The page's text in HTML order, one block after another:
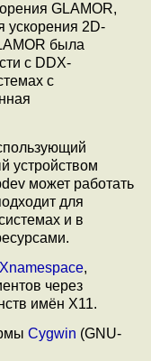
GLAMOR,
ускорения 2D-
была
с DDX-
с
устройством
может работать
для
и в
Xnamespace,
через
имён X11.
Cygwin (GNU-